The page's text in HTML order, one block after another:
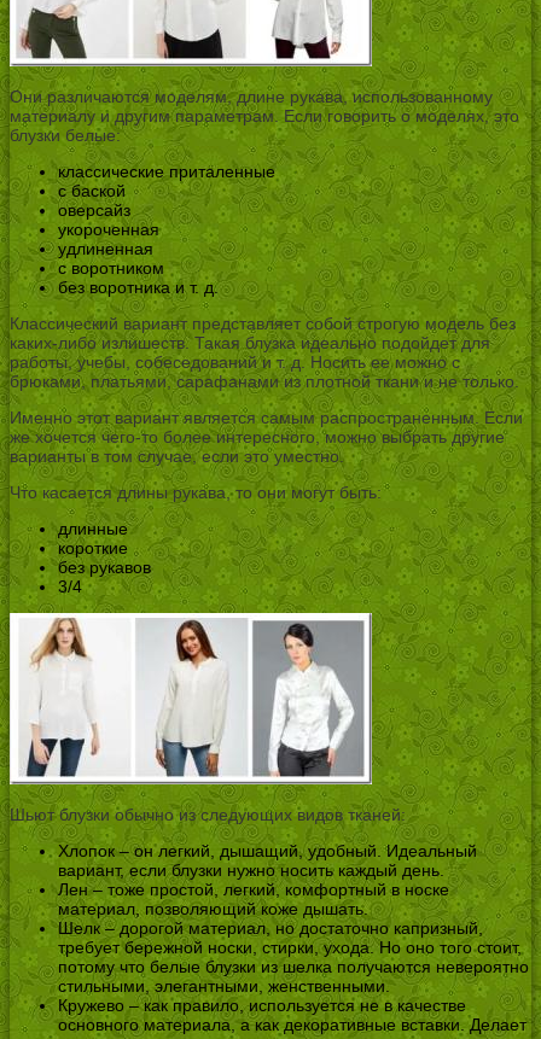
Они различаются моделям, длине рукава, использованному
материалу и другим параметрам. Если говорить о моделях, это
блузки белые:
классические приталенные
с баской
оверсайз
укороченная
удлиненная
с воротником
без воротника и т. д.
Классический вариант представляет собой строгую модель без
каких-либо излишеств. Такая блузка идеально подойдет для
работы, учебы, собеседований и т. д. Носить ее можно с
брюками, платьями, сарафанами из плотной ткани и не только.
Именно этот вариант является самым распространенным. Если
же хочется чего-то более интересного, можно выбрать другие
варианты в том случае, если это уместно.
Что касается длины рукава, то они могут быть:
длинные
короткие
без рукавов
3/4
Шьют блузки обычно из следующих видов тканей:
Хлопок – он легкий, дышащий, удобный. Идеальный
вариант, если блузки нужно носить каждый день.
Лен – тоже простой, легкий, комфортный в носке
материал, позволяющий коже дышать.
Шелк – дорогой материал, но достаточно капризный,
требует бережной носки, стирки, ухода. Но оно того стоит,
потому что белые блузки из шелка получаются невероятно
стильными, элегантными, женственными.
Кружево – как правило, используется не в качестве
основного материала, а как декоративные вставки. Делает